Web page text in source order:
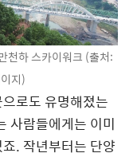
천하 스카이워크 (출처:
지)
로도 유명해졌는
사람들에게는 이미
. 작년부터는 단양